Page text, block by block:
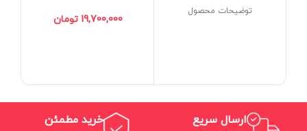
توضیحات محصول
تومان
ارسال سریع خرید مطمئن